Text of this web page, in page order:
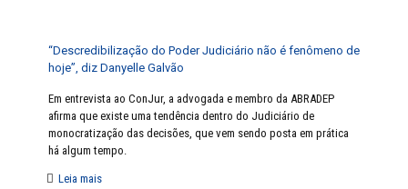
“Descredibilização do Poder Judiciário não é fenômeno de
hoje”, diz Danyelle Galvão
Em entrevista ao ConJur, a advogada e membro da ABRADEP
afirma que existe uma tendência dentro do Judiciário de
monocratização das decisões, que vem sendo posta em prática
há algum tempo.
Leia mais